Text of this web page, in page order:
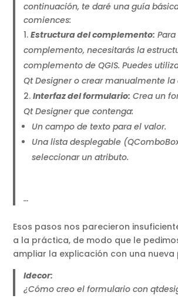
continuación, te daré una guía
comiences:
Estructura del complemento:
complemento, necesitarás la
complemento de QGIS. Puedes
Qt Designer o crear manualmente la
Interfaz del formulario: Crea un
Qt Designer que contenga:
Un campo de texto para el valor.
Una lista desplegable
seleccionar un atributo.
…
Esos pasos nos parecieron
a la práctica, de modo que le
ampliar la explicación con una nueva
Idecor:
¿Cómo creo el formulario con